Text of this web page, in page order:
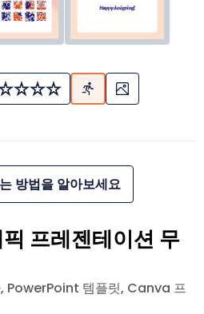
방법을 알아보세요
프레젠테이션 무
PowerPoint 템플릿, Canva 프